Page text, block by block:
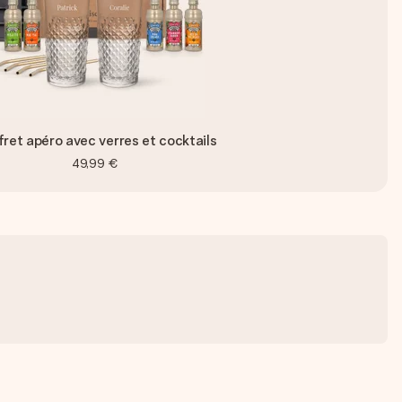
apéro avec verres et cocktails
49,99 €